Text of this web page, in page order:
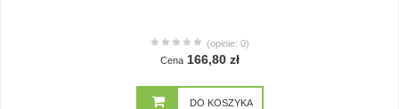
(opinie: 0)
Cena 166,80 zł
DO KOSZYKA